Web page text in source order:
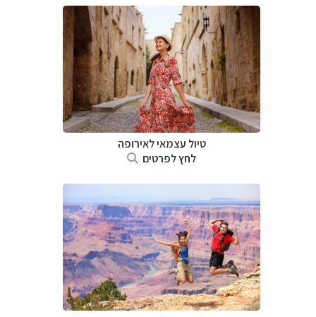
טיול עצמאי לאירופה
לחץ לפרטים